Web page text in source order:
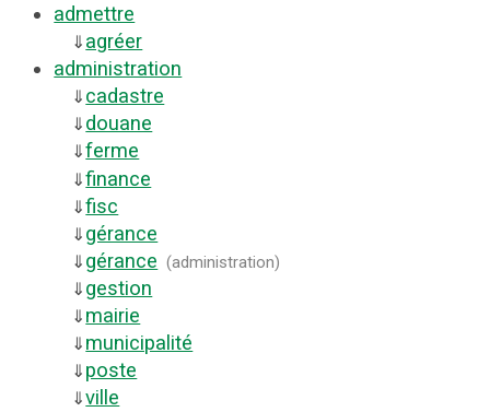
admettre
⇓ agréer
administration
⇓ cadastre
⇓ douane
⇓ferme
⇓finance
⇓fisc
⇓ gérance
⇓ gérance (administration)
⇓ gestion
⇓ mairie
⇓ municipalité
⇓ poste
⇓ville